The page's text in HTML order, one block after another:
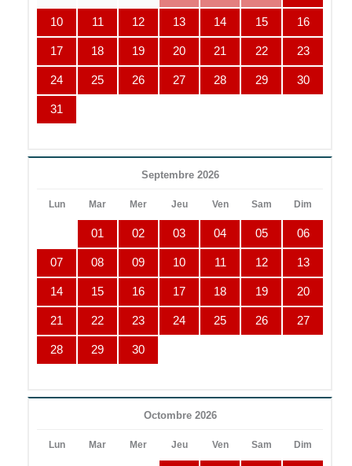
10 11 12 13 14 15 16
17 18 19 20 21 22 23
24 25 26 27 28 29 30
31
Septembre 2026
Lun Mar Mer Jeu Ven Sam Dim
01 02 03 04 05 06
07 08 09 10 11 12 13
14 15 16 17 18 19 20
21 22 23 24 25 26 27
28 29 30
Octombre 2026
Lun Mar Mer Jeu Ven Sam Dim